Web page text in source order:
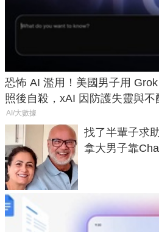
恐怖 AI 濫用！美國男子用
照後自殺，xAI 因防護失靈與
AI/大數據
找了半輩子求
拿大男子靠